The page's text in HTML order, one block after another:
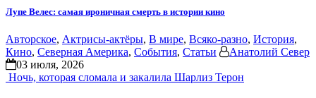
Лупе Велес: самая ироничная смерть в истории кино
Авторское, Актрисы-актёры, В мире, Всяко-разно, История,
Кино, Северная Америка, События, Статьи
Анатолий Север
03 июля, 2026
Ночь, которая сломала и закалила Шарлиз Терон